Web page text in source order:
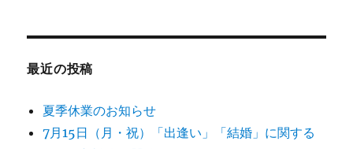
最近の投稿
夏季休業のお知らせ
7月15日（月・祝）「出逢い」「結婚」に関する